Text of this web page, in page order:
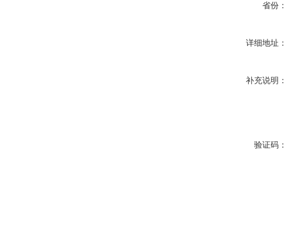
省份：
详细地址：
补充说明：
验证码：